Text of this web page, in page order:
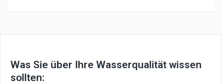
Was Sie über Ihre Wasserqualität wissen
sollten: